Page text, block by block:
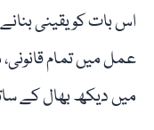
اس بات کو یقینی
عمل میں تمام قانونی،
میں دیکھ بھال کے